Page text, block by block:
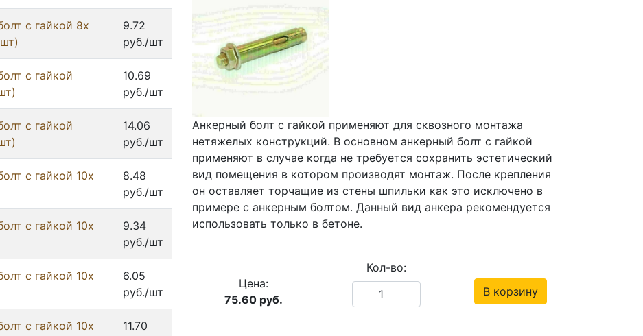
с гайкой 8x
9.72
руб./шт
с гайкой
10.69
руб./шт
с гайкой
14.06
руб./шт
с гайкой 10x
8.48
руб./шт
с гайкой 10x
9.34
руб./шт
с гайкой 10x
6.05
руб./шт
с гайкой 10x
11.70
Анкерный болт с гайкой применяют для сквозного монтажа
нетяжелых конструкций. В основном анкерный болт с гайкой
применяют в случае когда не требуется сохранить эстетический
вид помещения в котором производят монтаж. После крепления
он оставляет торчащие из стены шпильки как это исключено в
примере с анкерным болтом. Данный вид анкера рекомендуется
использовать только в бетоне.
Цена:
75.60 руб.
Кол-во:
В корзину